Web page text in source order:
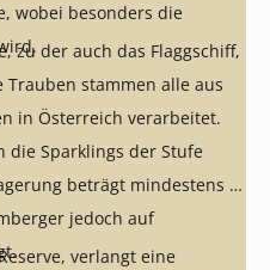
wobei besonders die
zu der auch das Flaggschiff,
stammen alle aus
in Österreich verarbeitet.
die Sparklings der Stufe
beträgt mindestens 9
jedoch auf
verlangt eine